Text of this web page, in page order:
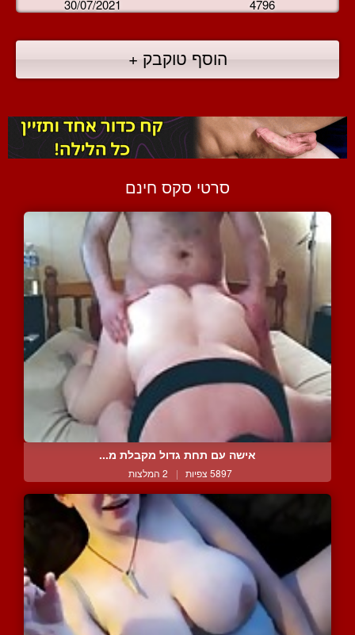
30/07/2021 4796
הוסף טוקבק +
סרטי סקס חינם
אישה עם תחת גדול מקבלת מ...
5897 צפיות | 2 המלצות